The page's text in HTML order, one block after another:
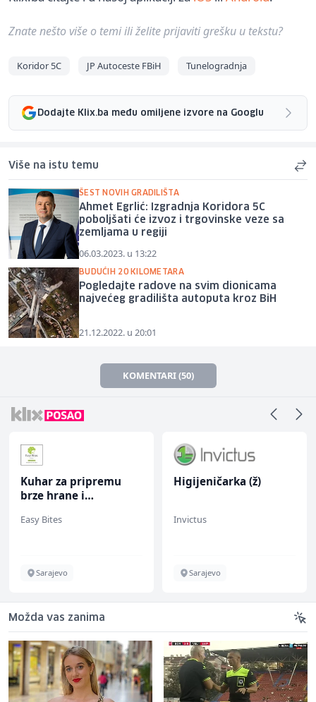
Znate nešto više o temi ili želite prijaviti grešku u tekstu?
Koridor 5C JP Autoceste FBiH Tunelogradnja
Dodajte Klix.ba među omiljene izvore na Googlu
Više na istu temu
ŠEST NOVIH GRADILIŠTA
Ahmet Egrlić: Izgradnja Koridora 5C
poboljšati će izvoz i trgovinske veze sa
zemljama u regiji
06.03.2023. u 13:22
BUDUĆIH 20 KILOMETARA
Pogledajte radove na svim dionicama
najvećeg gradilišta autoputa kroz BiH
21.12.2022. u 20:01
KOMENTARI (50)
Kuhar za pripremu
brze hrane i
ž)
Easy Bites
Sarajevo
Higijeničarka (ž)
Invictus
Sarajevo
Možda vas zanima